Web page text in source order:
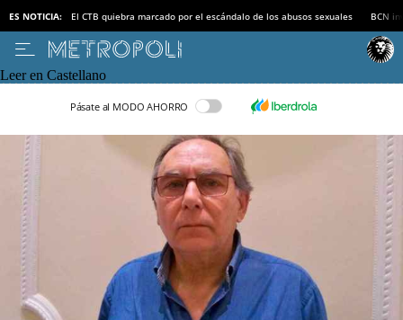
ES NOTICIA: El CTB quiebra marcado por el escándalo de los abusos sexuales BCN
Leer en Castellano
Pásate al MODO AHORRO